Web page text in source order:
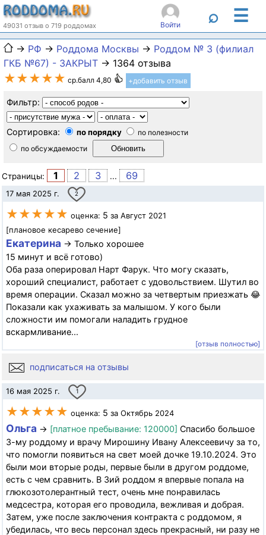
49031 отзыв о 719 роддомах Войти ⌕ ☰
→ РФ → Роддома Москвы → Роддом № 3 (филиал
ГКБ №67) - ЗАКРЫТ → 1364 отзыва
★★★★★ ср.балл 4,80 +добавить отзыв
Фильтр:
Сортировка: по порядку
по полезности
по обсуждаемости
Страницы: 1 2 3 ... 69
17 мая 2025 г. 2
★★★★★ оценка: 5 за Август 2021
[плановое кесарево сечение]
Екатерина → Только хорошее
15 минут и всё готово)
Оба раза оперировал Нарт Фарук. Что могу сказать,
хороший специалист, работает с удовольствием. Шутил во
время операции. Сказал можно за четвертым приезжать 😂
Показали как ухаживать за малышом. У кого были
сложности им помогали наладить грудное
вскармливание...
[отзыв полностью]
подписаться на отзывы
16 мая 2025 г. 1
★★★★★ оценка: 5 за Октябрь 2024
Ольга → [платное пребывание: 120000] Спасибо большое
3-му роддому и врачу Мирошину Ивану Алексеевичу за то,
что помогли появиться на свет моей дочке 19.10.2024. Это
были мои вторые роды, первые были в другом роддоме,
есть с чем сравнить. В 3ий роддом я впервые попала на
глюкозотолерантный тест, очень мне понравилась
медсестра, которая его проводила, вежливая и добрая.
Затем, уже после заключения контракта с роддомом, я
убедилась, что весь персонал здесь прекрасный, ни разу не